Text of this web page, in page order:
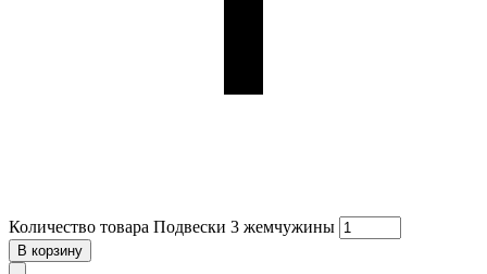
Количество товара Подвески 3 жемчужины
В корзину